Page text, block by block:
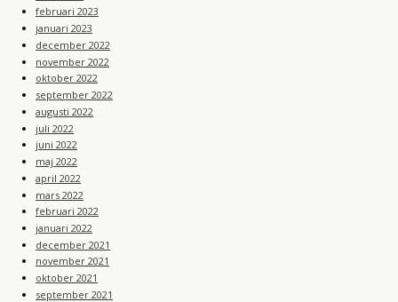
februari 2023
januari 2023
december 2022
november 2022
oktober 2022
september 2022
augusti 2022
juli 2022
juni 2022
maj 2022
april 2022
mars 2022
februari 2022
januari 2022
december 2021
november 2021
oktober 2021
september 2021